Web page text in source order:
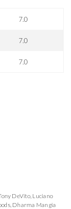
7.0
7.0
7.0
DeVito, Luciano
, Dharma Mangia